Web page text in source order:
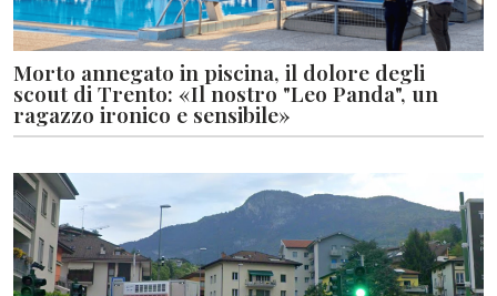
Morto annegato in piscina, il dolore degli
scout di Trento: «Il nostro "Leo Panda", un
ragazzo ironico e sensibile»